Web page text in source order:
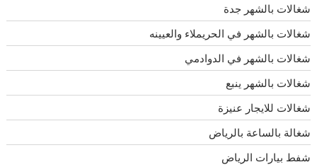
شغالات بالشهر جدة
شغالات بالشهر في الحريملاء والعيينه
شغالات بالشهر في الدوادمي
شغالات بالشهر ينبع
شغالات للايجار عنيزة
شغالة بالساعة بالرياض
شفط بيارات الرياض